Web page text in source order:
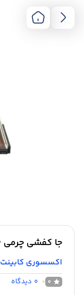
جا کفشی چرمی ws4160 ریلی یونی هوپر-Unihopper
اکسسوری کابینت
0
0 دیدگاه